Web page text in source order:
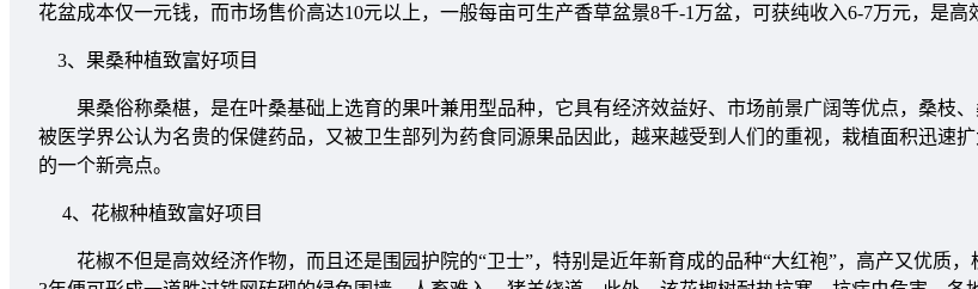
花盆成本仅一元钱，而市场售价高达10元以上，一般每亩可生产香草盆景8千-1万盆，可获纯收入6-7万元，是高
3、果桑种植致富好项目
果桑俗称桑椹，是在叶桑基础上选育的果叶兼用型品种，它具有经济效益好、市场前景广阔等优点，桑枝
被医学界公认为名贵的保健药品，又被卫生部列为药食同源果品因此，越来越受到人们的重视，栽植面积迅速
的一个新亮点。
4、花椒种植致富好项目
花椒不但是高效经济作物，而且还是围园护院的“卫士”，特别是近年新育成的品种“大红袍”，高产又优质，